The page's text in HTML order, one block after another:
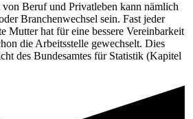
Beruf und Privatleben kann nämlich
Branchenwechsel sein. Fast jeder
Mutter hat für eine bessere Vereinbarkeit
die Arbeitsstelle gewechselt. Dies
des Bundesamtes für Statistik (Kapitel